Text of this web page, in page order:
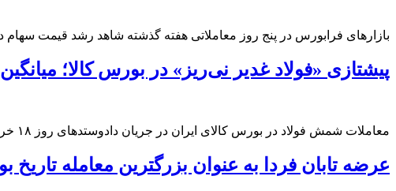
بازارهای فرابورس در پنج روز معاملاتی هفته گذشته شاهد رشد قیمت
پیشتازی «فولاد غدیر نی‌ریز» در بورس کالا؛
معاملات شمش فولاد در بورس کالای ایران در جریان دادوستدهای روز ۱۸ خردادماه، با ثبت تحرکات قیمتی قابل توجه و پیشتازی شرکت «فولاد غدیر نی‌ریز» همراه بود.
عرضه تابان فردا به عنوان بزرگترین معامله